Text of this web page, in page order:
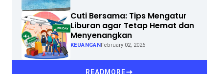
Cuti Bersama: Tips Mengatur
Liburan agar Tetap Hemat dan
Menyenangkan
KEUANGANFebruary 02, 2026
READMORE